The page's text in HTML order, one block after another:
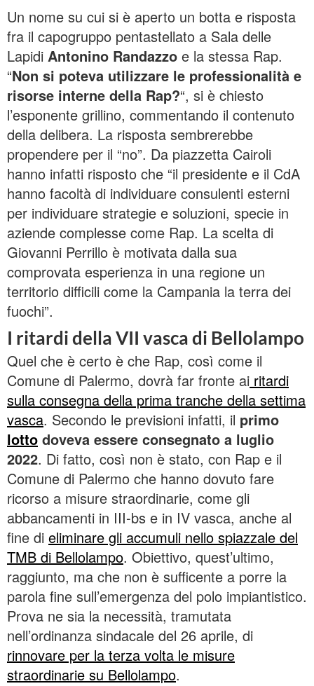
Un nome su cui si è aperto un botta e risposta
fra il capogruppo pentastellato a Sala delle
Lapidi Antonino Randazzo e la stessa Rap.
“Non si poteva utilizzare le professionalità e
risorse interne della Rap?“, si è chiesto
l’esponente grillino, commentando il contenuto
della delibera. La risposta sembrerebbe
propendere per il “no”. Da piazzetta Cairoli
hanno infatti risposto che “il presidente e il CdA
hanno facoltà di individuare consulenti esterni
per individuare strategie e soluzioni, specie in
aziende complesse come Rap. La scelta di
Giovanni Perrillo è motivata dalla sua
comprovata esperienza in una regione un
territorio difficili come la Campania la terra dei
fuochi”.
I ritardi della VII vasca di Bellolampo
Quel che è certo è che Rap, così come il
Comune di Palermo, dovrà far fronte ai ritardi
sulla consegna della prima tranche della settima
vasca. Secondo le previsioni infatti, il primo
lotto doveva essere consegnato a luglio
2022. Di fatto, così non è stato, con Rap e il
Comune di Palermo che hanno dovuto fare
ricorso a misure straordinarie, come gli
abbancamenti in III-bs e in IV vasca, anche al
fine di eliminare gli accumuli nello spiazzale del
TMB di Bellolampo. Obiettivo, quest’ultimo,
raggiunto, ma che non è sufficente a porre la
parola fine sull’emergenza del polo impiantistico.
Prova ne sia la necessità, tramutata
nell’ordinanza sindacale del 26 aprile, di
rinnovare per la terza volta le misure
straordinarie su Bellolampo.